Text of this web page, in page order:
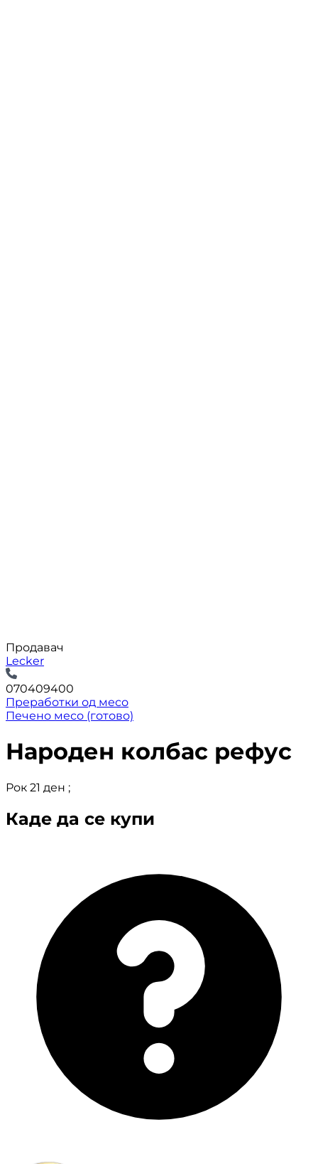
Продавач
Lecker
070409400
Преработки од месо
Печено месо (готово)
Народен колбас рефус
Рок 21 ден ;
Каде да се купи